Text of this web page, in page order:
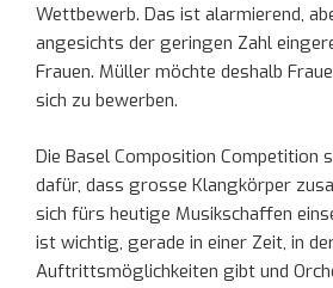
Wettbewerb. Das ist alarmierend,
angesichts der geringen Zahl
Frauen. Müller möchte deshalb
sich zu bewerben.
Die Basel Composition Competition
dafür, dass grosse Klangkörper
sich fürs heutige Musikschaffen
ist wichtig, gerade in einer Zeit, in
Auftrittsmöglichkeiten gibt und